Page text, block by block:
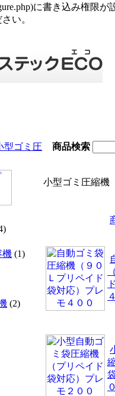
に書き込み権限が
い。
型ゴミ圧
商品検索
機 (1)
(2)
小型ゴミ圧縮機